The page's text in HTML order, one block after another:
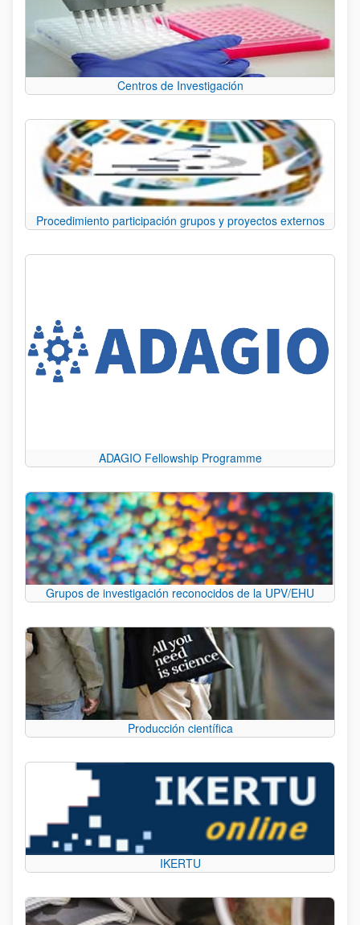
Centros de Investigación
Procedimiento participación grupos y proyectos externos
ADAGIO Fellowship Programme
Grupos de investigación reconocidos de la UPV/EHU
Producción científica
IKERTU